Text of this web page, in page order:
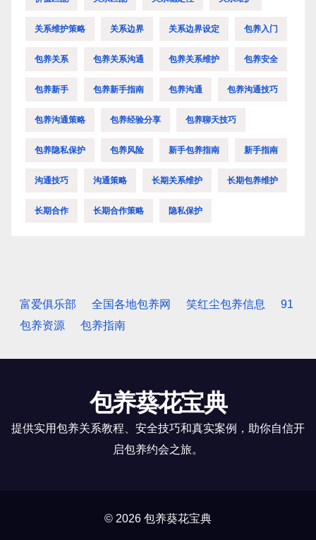
关系维护策略 关系边界 关系边界设定 包养入门
包养关系 包养关系沟通 包养关系维护 包养安全
包养新手 包养新手指南 包养沟通 包养沟通技巧
包养沟通策略 包养经验分享 包养聊天技巧
包养隐私保护 包养风险 新手包养指南 新手指南
沟通技巧 沟通策略 长期关系维护 长期包养维护
长期合作 长期合作策略 隐私保护
富爱俱乐部 全国各地包养网 笑红尘包养信息
91
包养资源
包养指南
包养葵花宝典
提供实用包养关系教程、安全技巧和真实案例，助你自信开
启包养约会之旅。
© 2026 包养葵花宝典